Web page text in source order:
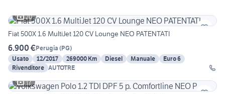
20
Fiat 500X 1.6 MultiJet 120 CV Lounge NEO PATENTATI
6.900 €Perugia (PG)
Usato
12/2017 269000 Km Diesel Manuale
Euro 6
Rivenditore AUTOTRE
12